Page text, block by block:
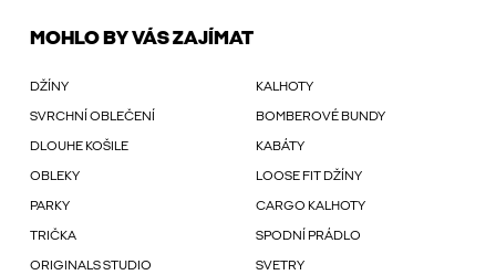
MOHLO BY VÁS ZAJÍMAT
DŽÍNY KALHOTY
SVRCHNÍ OBLEČENÍ BOMBEROVÉ BUNDY
DLOUHE KOŠILE KABÁTY
OBLEKY LOOSE FIT DŽÍNY
PARKY CARGO KALHOTY
TRIČKA SPODNÍ PRÁDLO
ORIGINALS STUDIO SVETRY